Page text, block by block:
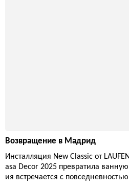
Возвращение в Мадрид
Инсталляция New Classic от
asa Decor 2025 превратила
ия встречается с